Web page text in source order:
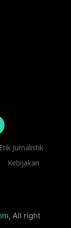
Jurnalistik
Kebijakan
, All right